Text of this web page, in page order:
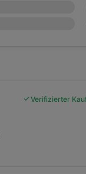
Verifizierter